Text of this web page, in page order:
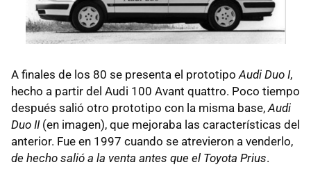
A finales de los 80 se presenta el prototipo Audi Duo I,
hecho a partir del Audi 100 Avant quattro. Poco tiempo
después salió otro prototipo con la misma base, Audi
Duo II(en imagen), que mejoraba las características del
anterior. Fue en 1997 cuando se atrevieron a venderlo,
de hecho salió a la venta antes que el Toyota Prius.